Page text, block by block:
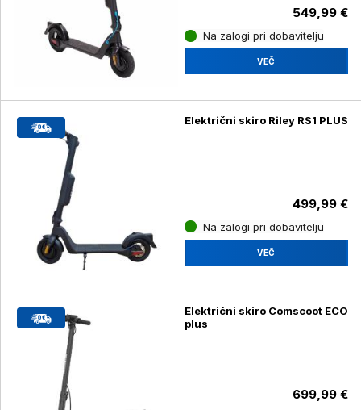
549,99 €
Na zalogi pri dobavitelju
VEČ
Električni skiro Riley RS1 PLUS
499,99 €
Na zalogi pri dobavitelju
VEČ
Električni skiro Comscoot ECO
plus
699,99 €